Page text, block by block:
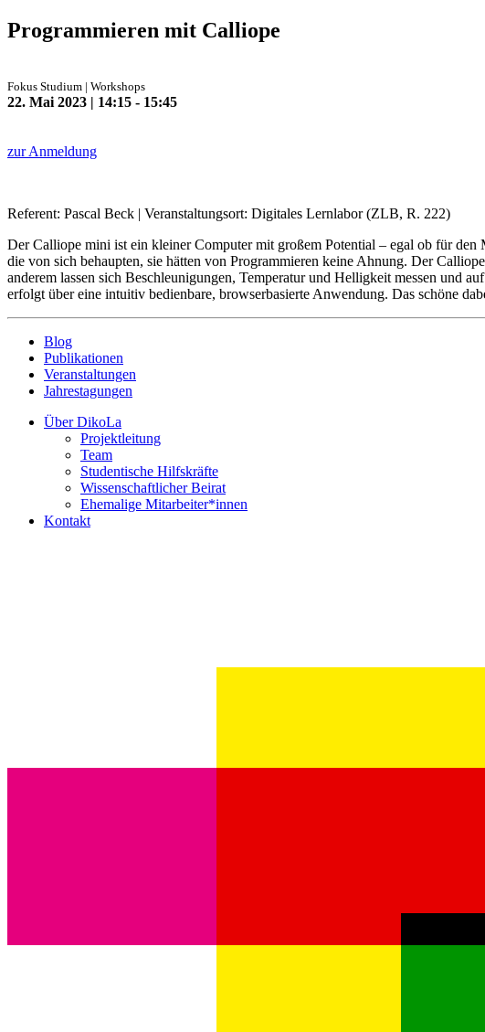
Programmieren mit Calliope
Fokus Studium | Workshops
22. Mai 2023 | 14:15 - 15:45
zur Anmeldung
Referent: Pascal Beck | Veranstaltungsort: Digitales Lernlabor (ZLB, R. 222)
Der Calliope mini ist ein kleiner Computer mit großem Potential – egal ob für
die von sich behaupten, sie hätten von Programmieren keine Ahnung. Der
anderem lassen sich Beschleunigungen, Temperatur und Helligkeit messen und
erfolgt über eine intuitiv bedienbare, browserbasierte Anwendung. Das schöne
Blog
Publikationen
Veranstaltungen
Jahrestagungen
Über DikoLa
Projektleitung
Team
Studentische Hilfskräfte
Wissenschaftlicher Beirat
Ehemalige Mitarbeiter*innen
Kontakt